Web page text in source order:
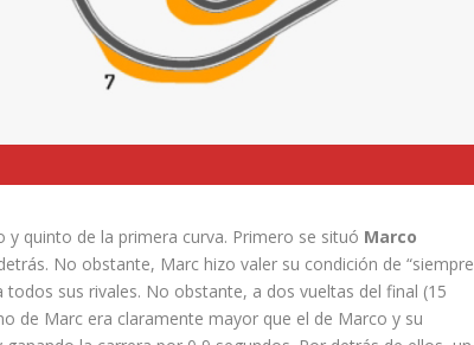
quinto de la primera curva. Primero se situó Marco
No obstante, Marc hizo valer su condición de “siempre
sus rivales. No obstante, a dos vueltas del final (15
de Marc era claramente mayor que el de Marco y su